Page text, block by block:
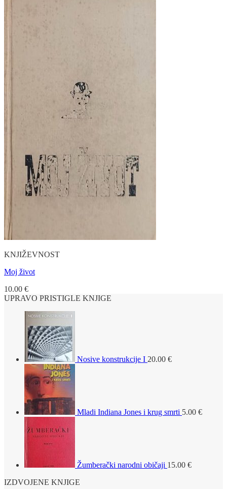
KNJIŽEVNOST
Moj život
10.00 €
UPRAVO PRISTIGLE KNJIGE
Nosive konstrukcije I 20.00 €
Mladi Indiana Jones i krug smrti 5.00 €
Žumberački narodni običaji 15.00 €
IZDVOJENE KNJIGE